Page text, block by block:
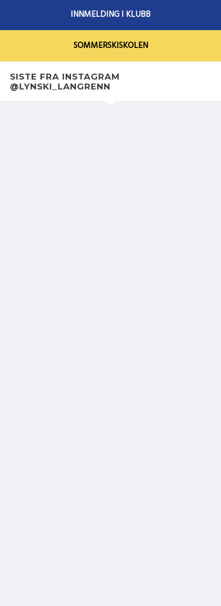
INNMELDING I KLUBB
SOMMERSKISKOLEN
SISTE FRA INSTAGRAM
@LYNSKI_LANGRENN